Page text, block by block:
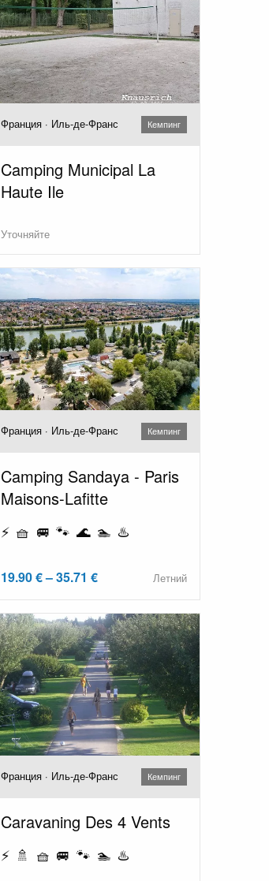
Франция · Иль-де-Франс Кемпинг
Camping Municipal La
Haute Ile
Уточняйте
Франция · Иль-де-Франс Кемпинг
Camping Sandaya - Paris
Maisons-Lafitte
⚡ 🧺 🚐 🐾 🌊 🏊 ♨️
19.90 € – 35.71 € Летний
Франция · Иль-де-Франс Кемпинг
Caravaning Des 4 Vents
⚡ 🚿 🧺 🚐 🐾 🏊 ♨️